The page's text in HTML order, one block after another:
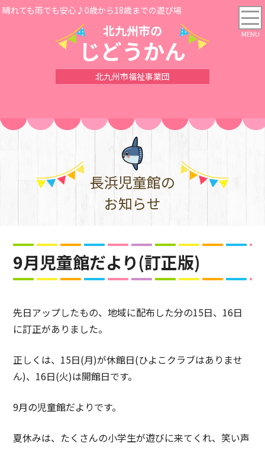
晴れても雨でも安心♪0歳から18歳までの遊び場
北九州市の
じどうかん
北九州市福祉事業団
長浜児童館の
お知らせ
9月児童館だより(訂正版)
先日アップしたもの、地域に配布した分の15日、16日
に訂正がありました。
正しくは、15日(月)が休館日(ひよこクラブはありませ
ん)、16日(火)は開館日です。
9月の児童館だよりです。
夏休みは、たくさんの小学生が遊びに来てくれ、笑い声